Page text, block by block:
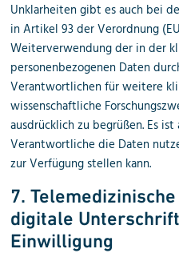
Unklarheiten gibt es auch bei
in Artikel 93 der Verordnung
Weiterverwendung der in der
personenbezogenen Daten
Verantwortlichen für weitere
wissenschaftliche
ausdrücklich zu begrüßen. Es
Verantwortliche die Daten
zur Verfügung stellen kann.
7.
digitale
Einwilligung